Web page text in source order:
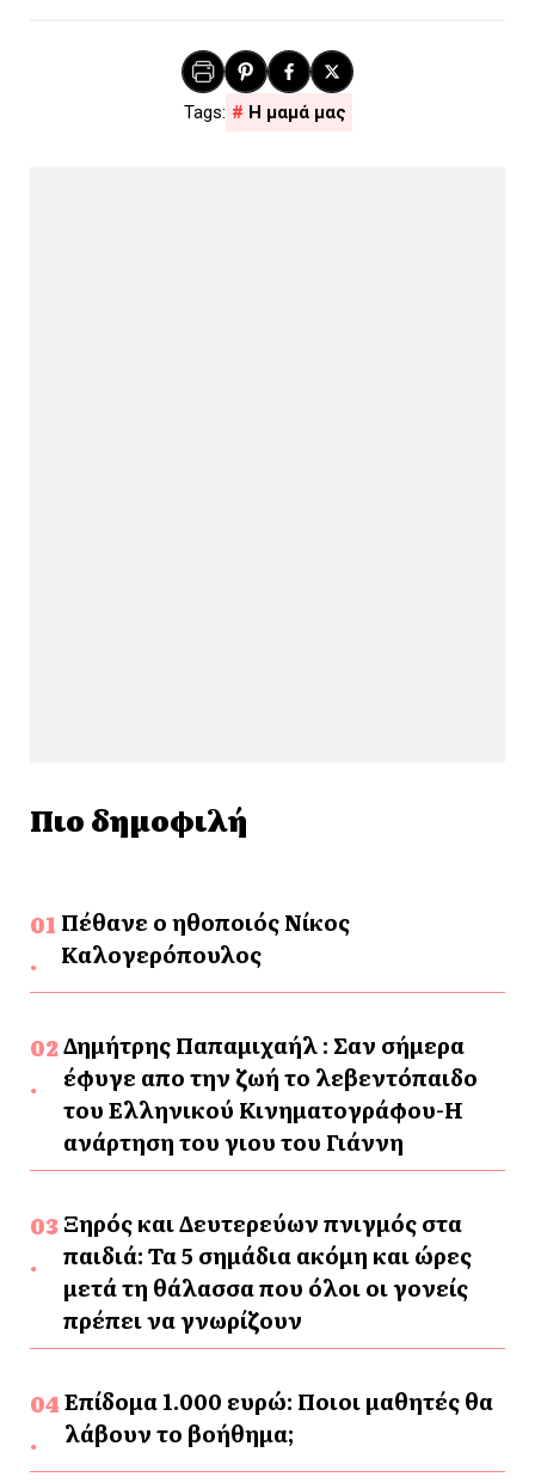
Η μαμά μας
Πιο δημοφιλή
Πέθανε ο ηθοποιός Νίκος
Καλογερόπουλος
Δημήτρης Παπαμιχαήλ : Σαν σήμερα
έφυγε απο την ζωή το λεβεντόπαιδο
του Ελληνικού Κινηματογράφου-Η
ανάρτηση του γιου του Γιάννη
Ξηρός και Δευτερεύων πνιγμός στα
παιδιά: Τα 5 σημάδια ακόμη και ώρες
μετά τη θάλασσα που όλοι οι γονείς
πρέπει να γνωρίζουν
Επίδομα 1.000 ευρώ: Ποιοι μαθητές θα
λάβουν το βοήθημα;